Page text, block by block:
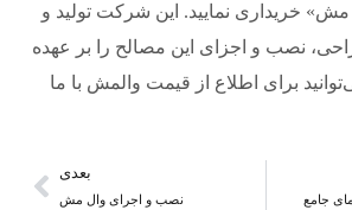
خریداری نمایید. این شرکت تولید و
نصب و اجزای این مصالح را بر عهده
برای اطلاع از قیمت والمش با ما
جامع
بعدی
نصب و اجرای وال مش